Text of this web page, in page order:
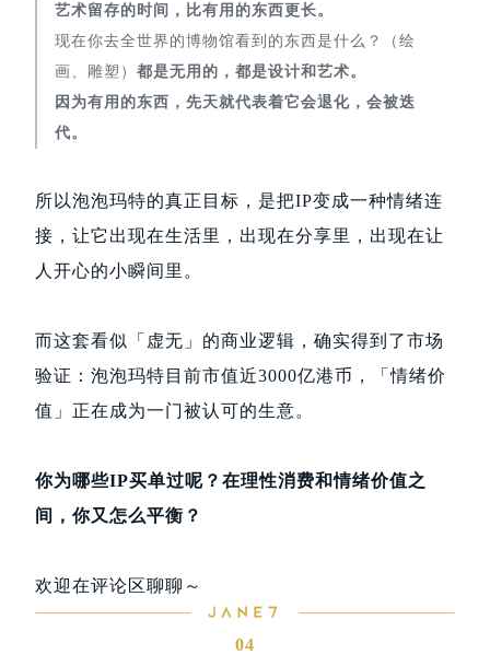
艺术留存的时间，比有用的东西更长。
现在你去全世界的博物馆看到的东西是什么？（绘
画、雕塑） 都是无用的，都是设计和艺术。
因为有用的东西，先天就代表着它会退化，会被迭
代。
所以泡泡玛特的真正目标，是把IP变成一种情绪连
接，让它出现在生活里，出现在分享里，出现在让
人开心的小瞬间里。
而这套看似「虚无」的商业逻辑，确实得到了市场
验证：泡泡玛特目前市值近3000亿港币，「情绪价
值」正在成为一门被认可的生意。
你为哪些IP买单过呢？在理性消费和情绪价值之
间，你又怎么平衡？
欢迎在评论区聊聊～
04